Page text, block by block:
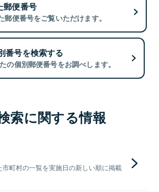
郵便番号
郵便番号をご覧いただけます。
番号を検索する
の個別郵便番号をお調べします。
索に関する情報
町村の一覧を実施日の新しい順に掲載